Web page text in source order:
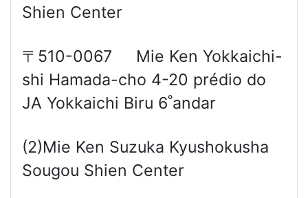
Shien Center
〒510-0067 Mie Ken Yokkaichi-
shi Hamada-cho 4-20 prédio do
JA Yokkaichi Biru 6˚andar
(2)Mie Ken Suzuka Kyushokusha
Sougou Shien Center